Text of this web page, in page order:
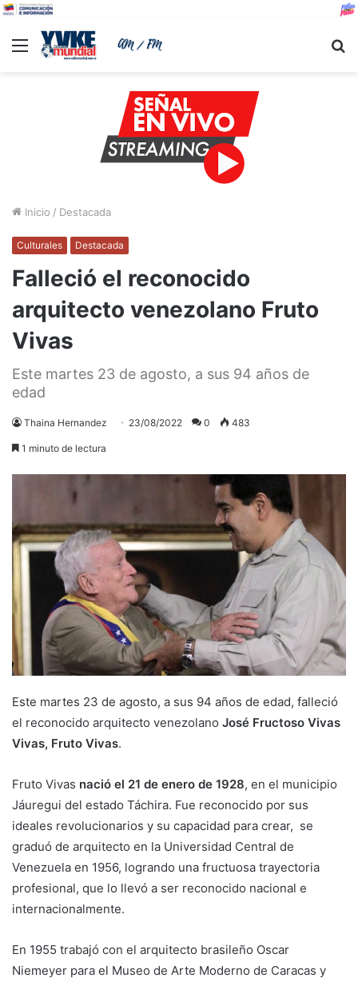
Menu
Inicio / Destacada
Culturales Destacada
Falleció el reconocido
arquitecto venezolano Fruto
Vivas
Este martes 23 de agosto, a sus 94 años de
edad
Thaina Hernandez 23/08/2022 0 483
1 minuto de lectura
Este martes 23 de agosto, a sus 94 años de edad, falleció
el reconocido arquitecto venezolano José Fructoso Vivas
Vivas, Fruto Vivas.
Fruto Vivas nació el 21 de enero de 1928, en el municipio
Jáuregui del estado Táchira. Fue reconocido por sus
ideales revolucionarios y su capacidad para crear, se
graduó de arquitecto en la Universidad Central de
Venezuela en 1956, logrando una fructuosa trayectoria
profesional, que lo llevó a ser reconocido nacional e
internacionalmente.
En 1955 trabajó con el arquitecto brasileño Oscar
Niemeyer para el Museo de Arte Moderno de Caracas y